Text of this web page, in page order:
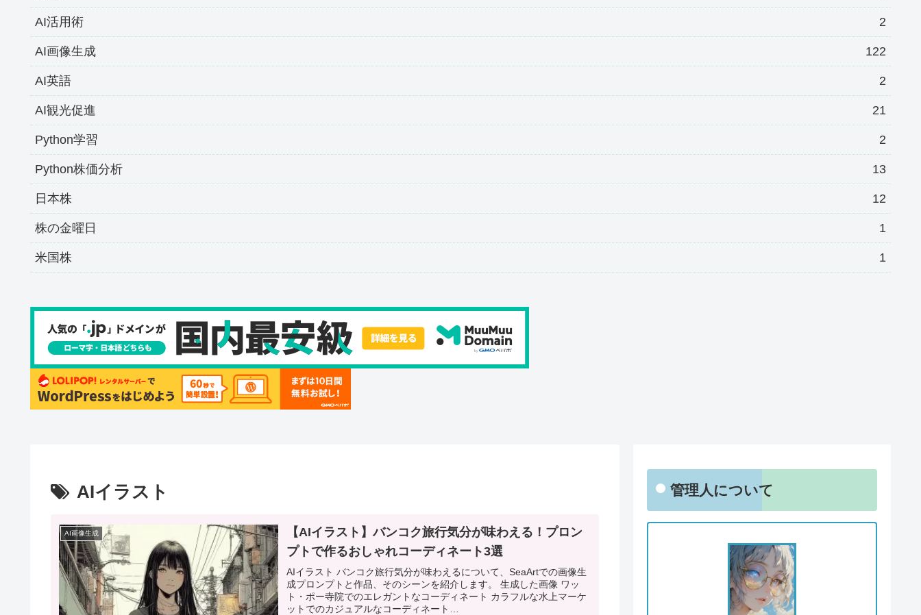
AI活用術 2
AI画像生成 122
AI英語 2
AI観光促進 21
Python学習 2
Python株価分析 13
日本株 12
株の金曜日 1
米国株 1
AIイラスト
AI画像生成
​【AIイラスト】バンコク旅行気分が味わえる！プロン
プトで作るおしゃれコーディネート3選
AIイラスト バンコク旅行気分が味わえるについて、SeaArtでの画像生
成プロンプトと作品、そのシーンを紹介します。 生成した画像 ワッ
ト・ポー寺院でのエレガントなコーディネート カラフルな水上マーケ
ットでのカジュアルなコーディネート…
管理人について